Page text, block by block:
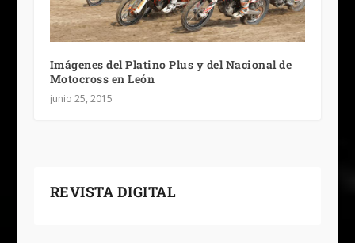
Imágenes del Platino Plus y del Nacional de
Motocross en León
junio 25, 2015
REVISTA DIGITAL